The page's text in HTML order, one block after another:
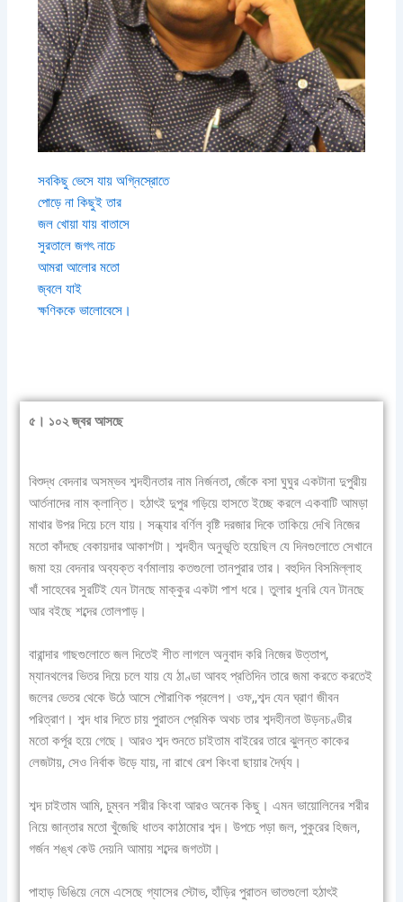
সবকিছু ভেসে যায় অগ্নিস্রোতে
পোড়ে না কিছুই তার
জল খোয়া যায় বাতাসে
সুরতালে জগৎ নাচে
আমরা আলোর মতো
জ্বলে যাই
ক্ষণিককে ভালোবেসে।
৫। ১০২ জ্বর আসছে
বিশুদ্ধ বেদনার অসম্ভব শব্দহীনতার নাম নির্জনতা, জেঁকে বসা ঘুঘুর একটানা দুপুরীয়
আর্তনাদের নাম ক্লান্তি। হঠাৎই দুপুর গড়িয়ে হাসতে ইচ্ছে করলে একবাটি আমড়া
মাথার উপর দিয়ে চলে যায়। সন্ধ্যার বর্ণিল বৃষ্টি দরজার দিকে তাকিয়ে দেখি নিজের
মতো কাঁদছে বেকায়দার আকাশটা। শব্দহীন অনুভূতি হয়েছিল যে দিনগুলোতে সেখানে
জমা হয় বেদনার অব্যক্ত বর্ণমালায় কতগুলো তানপুরার তার। বহুদিন বিসমিল্লাহ
খাঁ সাহেবের সুরটিই যেন টানছে মাক্কুর একটা পাশ ধরে। তুলার ধুনরি যেন টানছে
আর বইছে শব্দের তোলপাড়।
বারান্দার গাছগুলোতে জল দিতেই শীত লাগলে অনুবাদ করি নিজের উত্তাপ,
ম্যানথলের ভিতর দিয়ে চলে যায় যে ঠাণ্ডা আবহ প্রতিদিন তারে জমা করতে করতেই
জলের ভেতর থেকে উঠে আসে পৌরাণিক প্রলেপ। ওফ,,শব্দ যেন ঘ্রাণ জীবন
পরিত্রাণ। শব্দ ধার দিতে চায় পুরাতন প্রেমিক অথচ তার শব্দহীনতা উড়নচণ্ডীর
মতো কর্পূর হয়ে গেছে। আরও শব্দ শুনতে চাইতাম বাইরের তারে ঝুলন্ত কাকের
লেজটায়, সেও নির্বাক উড়ে যায়, না রাখে রেশ কিংবা ছায়ার দৈর্ঘ্য।
শব্দ চাইতাম আমি, চুম্বন শরীর কিংবা আরও অনেক কিছু। এমন ভায়োলিনের শরীর
নিয়ে জান্তার মতো খুঁজেছি ধাতব কাঠামোর শব্দ। উপচে পড়া জল, পুকুরের হিজল,
গর্জন শঙ্খ কেউ দেয়নি আমায় শব্দের জগতটা।
পাহাড় ডিঙিয়ে নেমে এসেছে গ্যাসের স্টোভ, হাঁড়ির পুরাতন ভাতগুলো হঠাৎই